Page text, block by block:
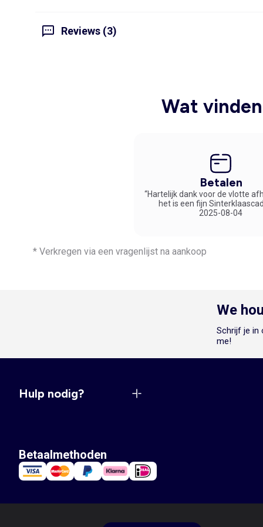
Reviews (3)
Wat
Betalen
“Hartelijk dank voor de vlotte
het is een fijn
2025-08-04
* Verkregen via een vragenlijst na aankoop
We
Schrijf je in
me!
Hulp nodig?
Betaalmethoden